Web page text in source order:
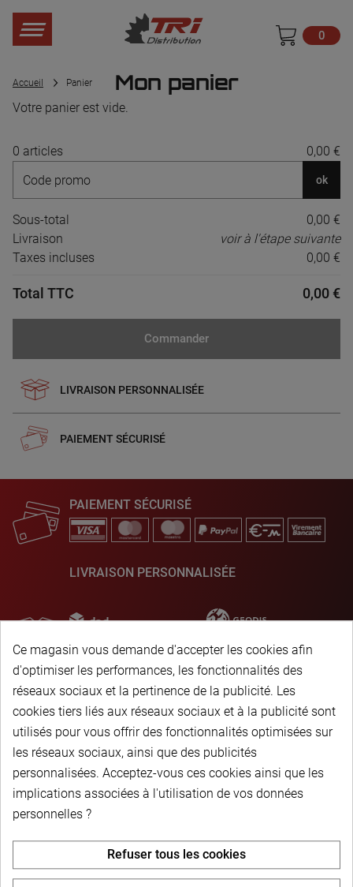
0
Accueil Panier Mon panier
Votre panier est vide.
0 articles 0,00 €
ok
Sous-total
0,00 €
Livraison
voir à l'étape suivante
Taxes incluses
0,00 €
Total TTC 0,00 €
Commander
LIVRAISON PERSONNALISÉE
PAIEMENT SÉCURISÉ
PAIEMENT SÉCURISÉ
LIVRAISON PERSONNALISÉE
Newsletter
Pour recevoir notre
Ce magasin vous demande d'accepter les cookies afin
d'optimiser les performances, les fonctionnalités des
réseaux sociaux et la pertinence de la publicité. Les
cookies tiers liés aux réseaux sociaux et à la publicité sont
utilisés pour vous offrir des fonctionnalités optimisées sur
les réseaux sociaux, ainsi que des publicités
personnalisées. Acceptez-vous ces cookies ainsi que les
implications associées à l'utilisation de vos données
personnelles ?
Refuser tous les cookies